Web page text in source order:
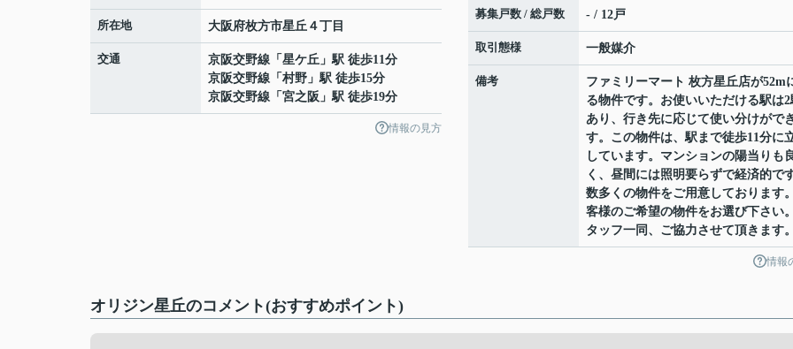
所在地 大阪府枚方市星丘 ４丁目
交通 京阪交野線 「 星ケ丘 」駅 徒歩11分
京阪交野線 「 村野 」駅 徒歩15分
京阪交野線 「 宮之阪 」駅 徒歩19分
情報の見方
募集戸数 / 総戸数 - / 12戸
取引態様 一般媒介
備考
ファミリーマート 枚方星丘店が52m
る物件です。お使いいただける駅は2
あり、行き先に応じて使い分けがで
す。この物件は、駅まで徒歩11分に
しています。マンションの陽当りも
く、昼間には照明要らずで経済的で
数多くの物件をご用意しております
客様のご希望の物件をお選び下さい
タッフ一同、ご協力させて頂きます
情報
オリジン星丘のコメント(おすすめポイント)